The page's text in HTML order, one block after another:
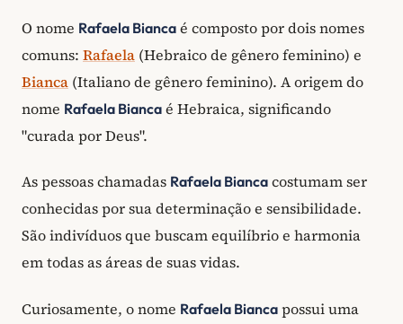
O nome Rafaela Bianca é composto por dois nomes
comuns: Rafaela (Hebraico de gênero feminino) e
Bianca (Italiano de gênero feminino). A origem do
nome Rafaela Bianca é Hebraica, significando
"curada por Deus".
As pessoas chamadas Rafaela Bianca costumam ser
conhecidas por sua determinação e sensibilidade.
São indivíduos que buscam equilíbrio e harmonia
em todas as áreas de suas vidas.
Curiosamente, o nome Rafaela Bianca possui uma